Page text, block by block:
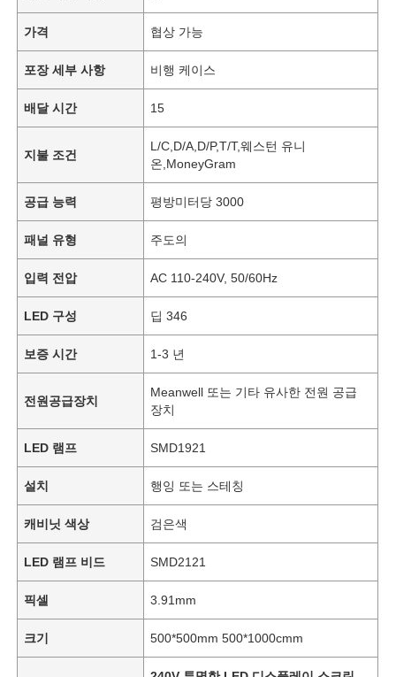
가격 협상 가능
포장 세부 사항 비행 케이스
배달 시간 15
지불 조건
L/C,D/A,D/P,T/T,웨스턴 유니
온,MoneyGram
공급 능력 평방미터당 3000
패널 유형 주도의
입력 전압 AC 110-240V, 50/60Hz
LED 구성 딥 346
보증 시간 1-3 년
전원공급장치
Meanwell 또는 기타 유사한 전원 공급
장치
LED 램프 SMD1921
설치 행잉 또는 스테칭
캐비닛 색상 검은색
LED 램프 비드 SMD2121
픽셀 3.91mm
크기 500*500mm 500*1000cmm